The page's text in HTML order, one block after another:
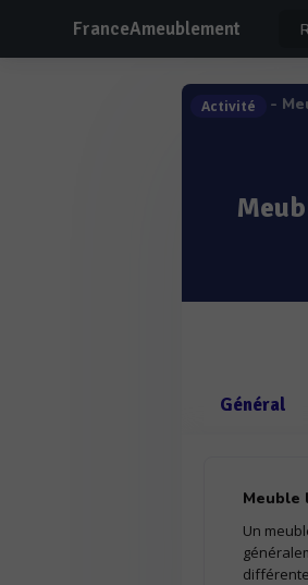
FranceAmeublement
Activité -
Général
Meuble
Un